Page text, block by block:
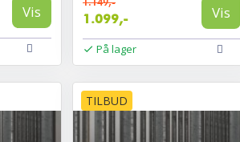
Vis 1.099,- Vis
På lager
TILBUD